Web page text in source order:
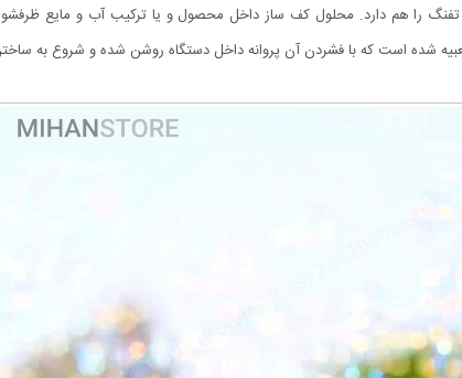
را هم دارد. محلول کف ساز داخل محصول و یا ترکیب آب و مایع
شده است که با فشردن آن پروانه داخل دستگاه روشن شده و شروع به